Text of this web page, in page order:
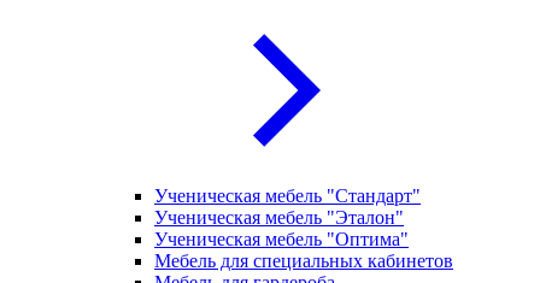
Ученическая мебель "Стандарт"
Ученическая мебель "Эталон"
Ученическая мебель "Оптима"
Мебель для специальных кабинетов